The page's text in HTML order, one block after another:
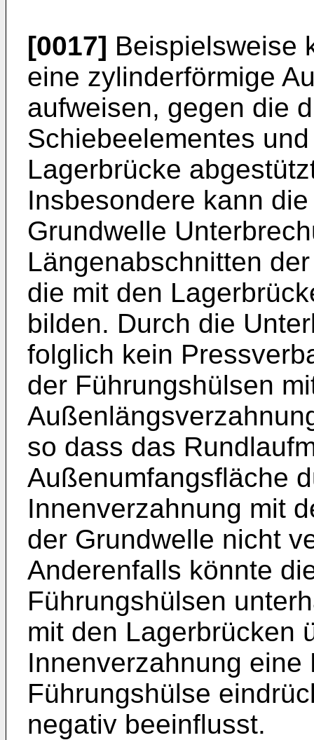
[0017] Beispielsweise
eine zylinderförmige
aufweisen, gegen die
Schiebeelementes
Lagerbrücke
Insbesondere kann
Grundwelle
Längenabschnitten
die mit den
bilden. Durch die
folglich kein
der Führungshülsen
so dass das
Außenumfangsfläche
Innenverzahnung mit
der Grundwelle nicht
Anderenfalls könnte
Führungshülsen
mit den Lagerbrücken
Innenverzahnung
Führungshülse
negativ beeinflusst.